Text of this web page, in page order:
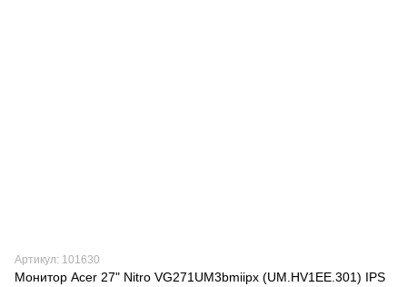
Артикул: 101630
Монитор Acer 27" Nitro VG271UM3bmiipx (UM.HV1EE.301) IPS